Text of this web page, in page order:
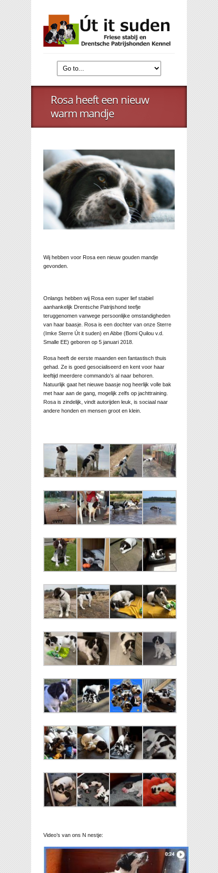
Rosa heeft een nieuw
warm mandje
Wij hebben voor Rosa een nieuw gouden mandje
gevonden.
Onlangs hebben wij Rosa een super lief stabiel
aanhankelijk Drentsche Patrijshond teefje
teruggenomen vanwege persoonlijke omstandigheden
van haar baasje. Rosa is een dochter van onze Sterre
(Imke Sterre Út it suden) en Abbe (Bomi Quilou v.d.
Smalle EE) geboren op 5 januari 2018.
Rosa heeft de eerste maanden een fantastisch thuis
gehad. Ze is goed gesocialiseerd en kent voor haar
leeftijd meerdere commando’s al naar behoren.
Natuurlijk gaat het nieuwe baasje nog heerlijk volle bak
met haar aan de gang, mogelijk zelfs op jachttraining.
Rosa is zindelijk, vindt autorijden leuk, is sociaal naar
andere honden en mensen groot en klein.
Video’s van ons N nestje: